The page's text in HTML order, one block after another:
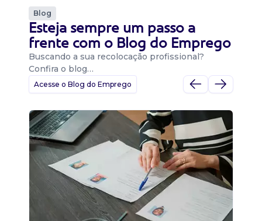
Blog
Esteja sempre um passo a
frente com o Blog do Emprego
Buscando a sua recolocação profissional?
Confira o blog…
Acesse o Blog do Emprego